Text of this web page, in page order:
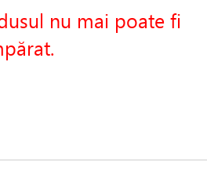
nu mai poate fi